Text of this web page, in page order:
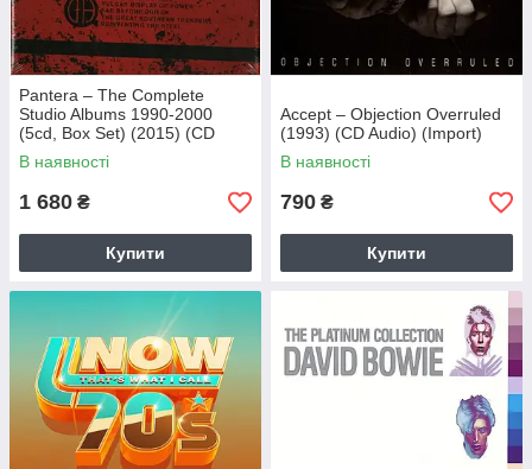
Pantera – The Complete
Studio Albums 1990-2000
(5cd, Box Set) (2015) (CD
Audio) (Import)
В наявності
1 680 ₴
Купити
Accept – Objection Overruled
(1993) (CD Audio) (Import)
В наявності
790 ₴
Купити